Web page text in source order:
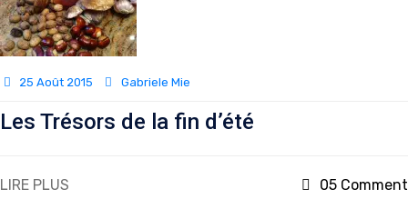
25 Août 2015 Gabriele Mie
Les Trésors de la fin d’été
LIRE PLUS 05 Comment